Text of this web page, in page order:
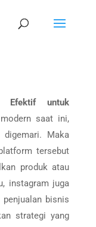
Efektif untuk
saat ini,
Maka
tersebut
produk atau
instagram juga
penjualan bisnis
strategi yang